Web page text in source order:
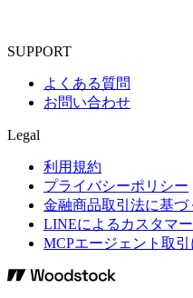
SUPPORT
よくある質問
お問い合わせ
Legal
利用規約
プライバシーポリシー
金融商品取引法に基づ
LINEによるカスタマ
MCPエージェント取引